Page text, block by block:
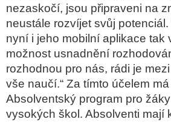
nezaskočí, jsou připraveni na
neustále rozvíjet svůj
nyní i jeho mobilní aplikace
možnost usnadnění
rozhodnou pro nás, rádi je
vše naučí.“ Za tímto účelem
Absolventský program pro
vysokých škol. Absolventi mají